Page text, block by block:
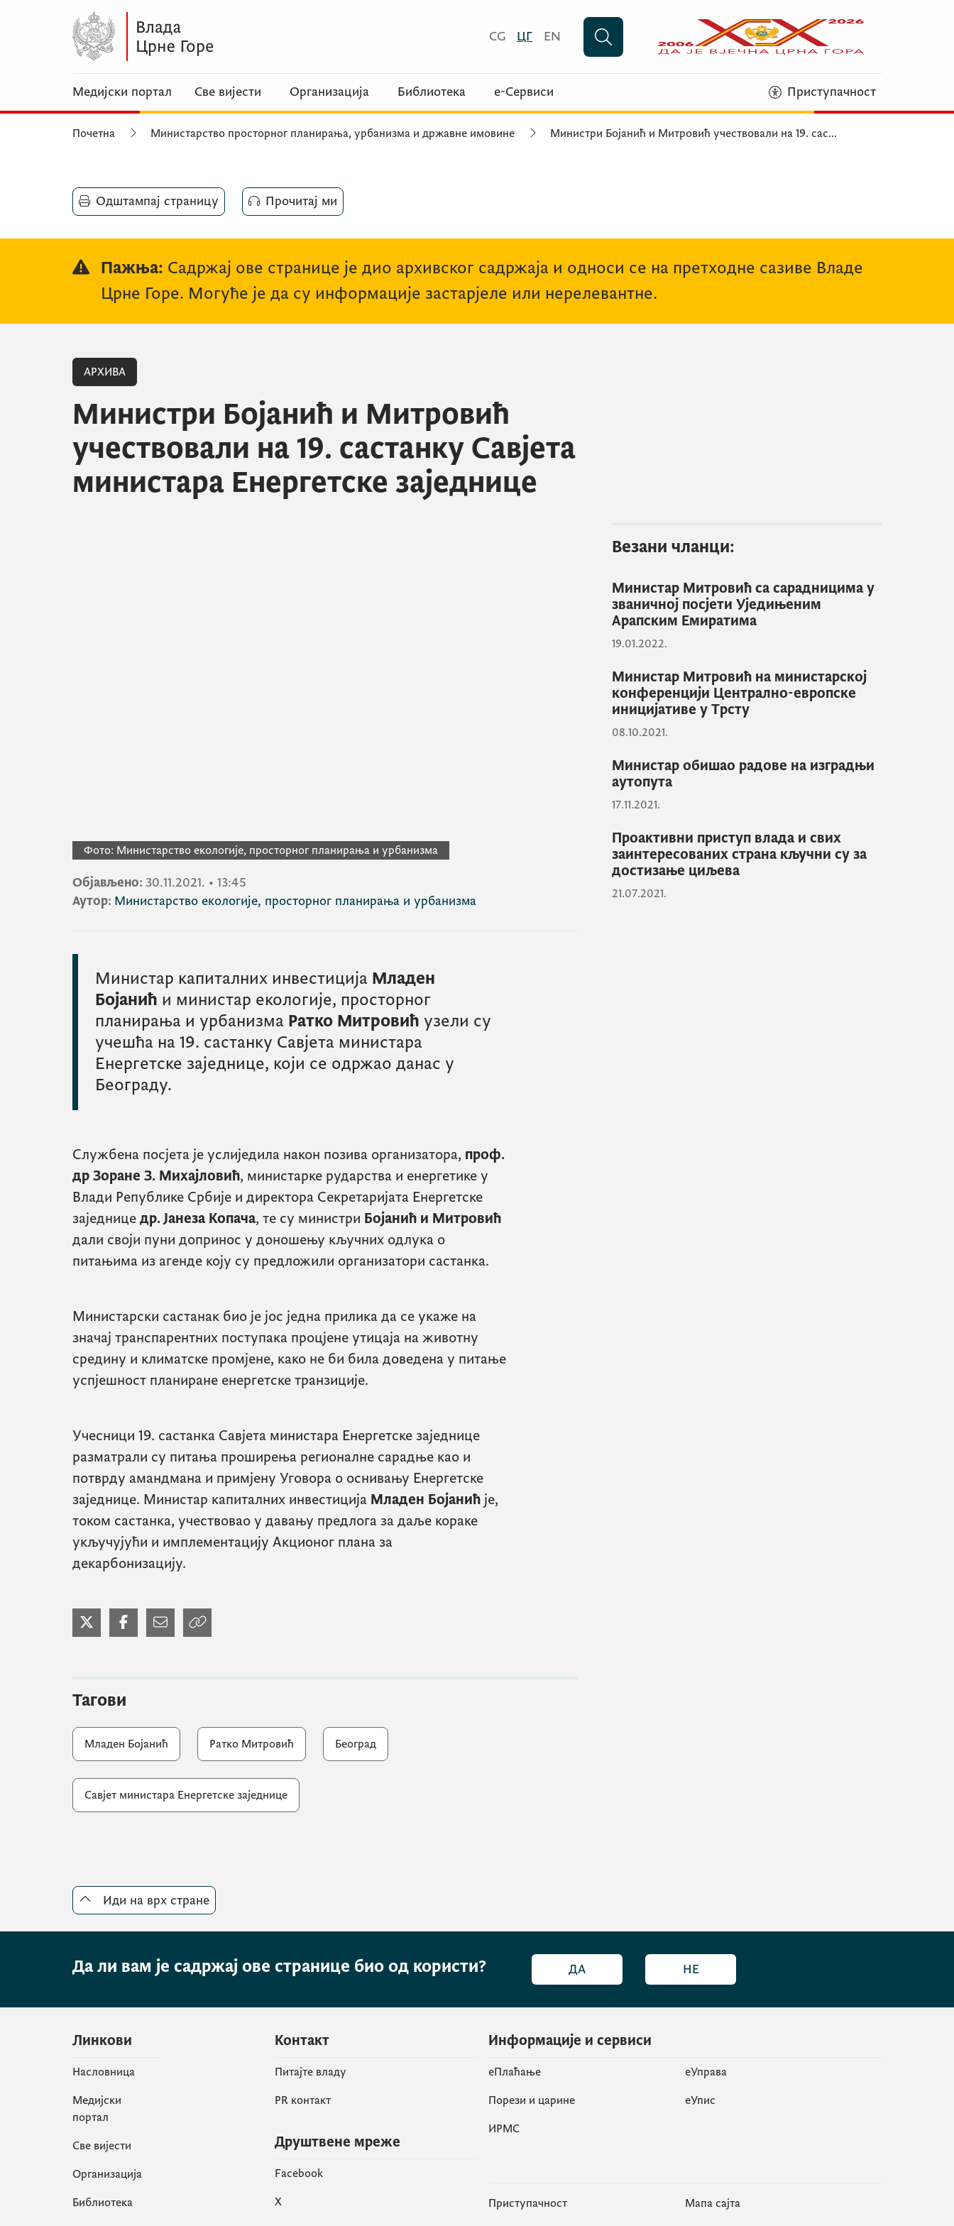
CG ЦГ EN
Медијски портал Све вијести Организација Библиотека е-Сервиси Приступачност
Почетна Министарство просторног планирања, урбанизма и државне имовине Министри Бојанић и Митровић учествовали на 19. сас...
Одштампај страницу Прочитај ми
Пажња: Садржај ове странице је дио архивског садржаја и односи се на претходне сазиве Владе
Црне Горе. Могуће је да су информације застарјеле или нерелевантне.
АРХИВА
Министри Бојанић и Митровић
учествовали на 19. састанку Савјета
министара Енергетске заједнице
Фото: Министарство екологије, просторног планирања и урбанизма
Објављено: 30.11.2021. • 13:45
Аутор: Министарство екологије, просторног планирања и урбанизма
Министар капиталних инвестиција Младен
Бојанић и министар екологије, просторног
планирања и урбанизма Ратко Митровић узели су
учешћа на 19. састанку Савјета министара
Енергетске заједнице, који се одржао данас у
Београду.
Службена посјета је услиједила након позива организатора, проф.
др Зоране З. Михајловић, министарке рударства и енергетике у
Влади Републике Србије и директора Секретаријата Енергетске
заједнице др. Јанеза Копача, те су министри Бојанић и Митровић
дали своји пуни допринос у доношењу кључних одлука о
питањима из агенде коју су предложили организатори састанка.
Министарски састанак био је јос једна прилика да се укаже на
значај транспарентних поступака процјене утицаја на животну
средину и климатске промјене, како не би била доведена у питање
успјешност планиране енергетске транзиције.
Учесници 19. састанка Савјета министара Енергетске заједнице
разматрали су питања проширења регионалне сарадње као и
потврду амандмана и примјену Уговора о оснивању Енергетске
заједнице. Министар капиталних инвестиција Младен Бојанић је,
током састанка, учествовао у давању предлога за даље кораке
укључујући и имплементацију Акционог плана за
декарбонизацију.
Тагови
Младен Бојанић Ратко Митровић Београд
Савјет министара Енергетске заједнице
Везани чланци:
Министар Митровић са сарадницима у
званичној посјети Уједињеним
Арапским Емиратима
19.01.2022.
Министар Митровић на министарској
конференцији Централно-европске
иницијативе у Трсту
08.10.2021.
Министар обишао радове на изградњи
аутопута
17.11.2021.
Проактивни приступ влада и свих
заинтересованих страна кључни су за
достизање циљева
21.07.2021.
Иди на врх стране
Да ли вам је садржај ове странице био од користи? ДА НЕ
Линкови
Насловница
Медијски
портал
Све вијести
Организација
Библиотека
Контакт
Питајте владу
PR контакт
Друштвене мреже
Facebook
X
Информације и сервиси
eПлаћање
еУправа
Порези и царине
eУпис
ИРМС
Приступачност Мапа сајта